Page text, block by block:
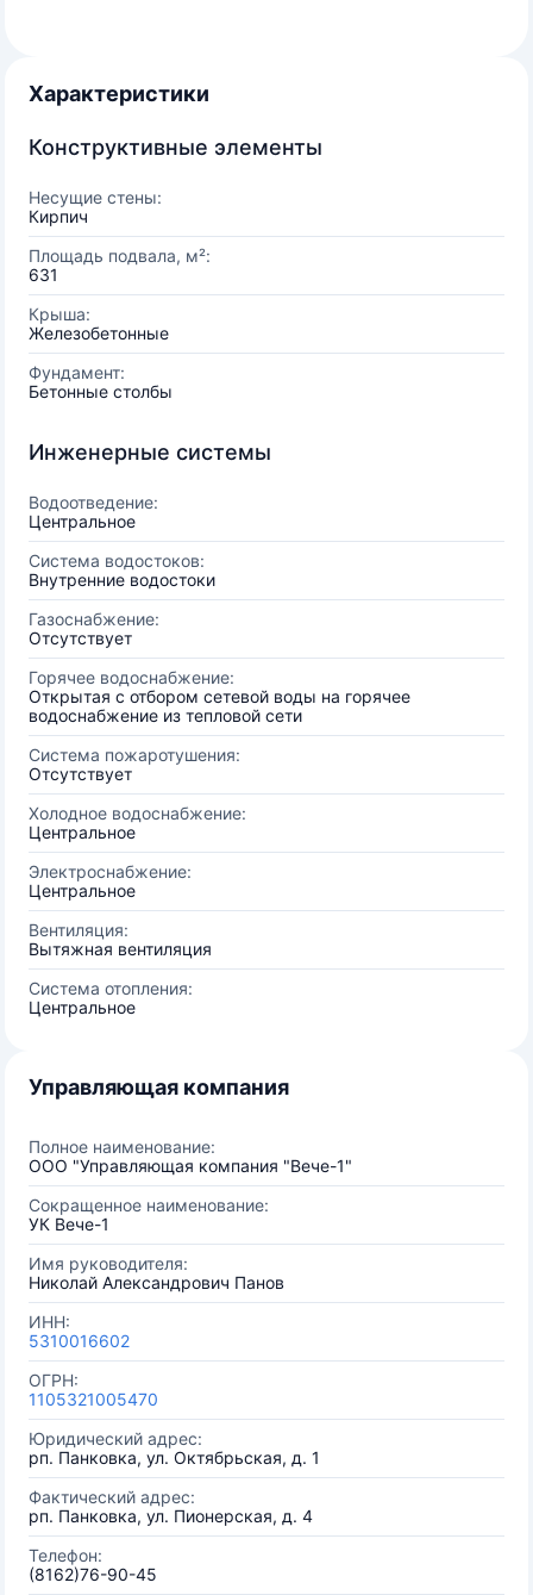
Характеристики
Конструктивные элементы
Несущие стены:
Кирпич
Площадь подвала, м²:
631
Крыша:
Железобетонные
Фундамент:
Бетонные столбы
Инженерные системы
Водоотведение:
Центральное
Система водостоков:
Внутренние водостоки
Газоснабжение:
Отсутствует
Горячее водоснабжение:
Открытая с отбором сетевой воды на горячее
водоснабжение из тепловой сети
Система пожаротушения:
Отсутствует
Холодное водоснабжение:
Центральное
Электроснабжение:
Центральное
Вентиляция:
Вытяжная вентиляция
Система отопления:
Центральное
Управляющая компания
Полное наименование:
ООО "Управляющая компания "Вече-1"
Сокращенное наименование:
УК Вече-1
Имя руководителя:
Николай Александрович Панов
ИНН:
5310016602
ОГРН:
1105321005470
Юридический адрес:
рп. Панковка, ул. Октябрьская, д. 1
Фактический адрес:
рп. Панковка, ул. Пионерская, д. 4
Телефон:
(8162)76-90-45